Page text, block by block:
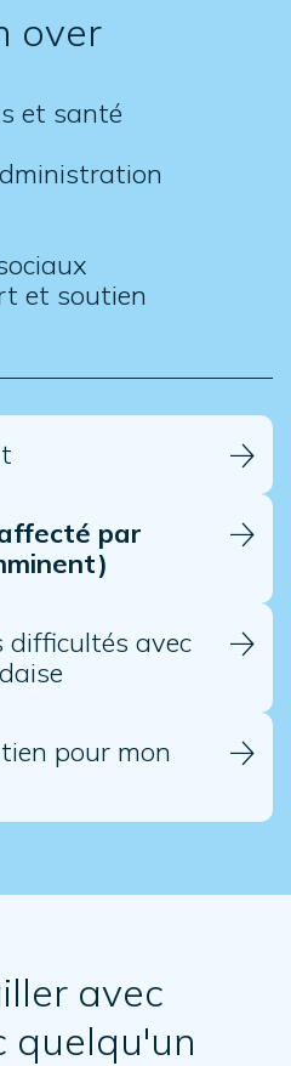
over
et santé
et soutien
par
difficultés avec
pour mon
avec
quelqu'un